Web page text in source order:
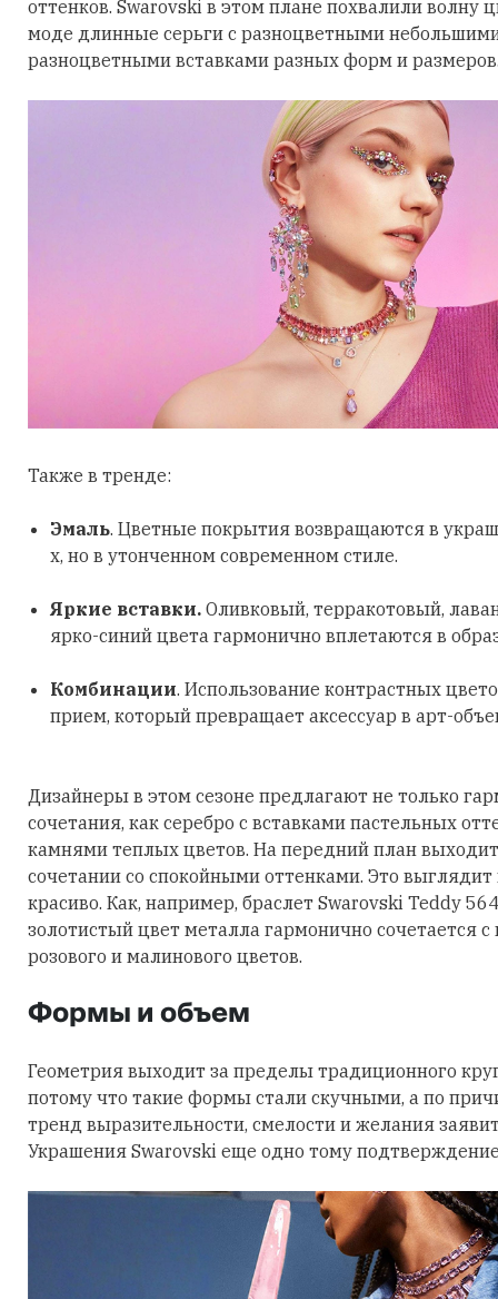
оттенков. Swarovski в этом плане похвалили волну
моде длинные серьги с разноцветными
разноцветными вставками разных форм и
Также в тренде:
Эмаль. Цветные покрытия возвращаются в
х, но в утонченном современном стиле.
Яркие вставки. Оливковый, терракотовый,
ярко-синий цвета гармонично вплетаются в
Комбинации. Использование контрастных
прием, который превращает аксессуар в арт-
Дизайнеры в этом сезоне предлагают не только
сочетания, как серебро с вставками пастельных
камнями теплых цветов. На передний план
сочетании со спокойными оттенками. Это
красиво. Как, например, браслет Swarovski Teddy
золотистый цвет металла гармонично сочетается
розового и малинового цветов.
Формы и объем
Геометрия выходит за пределы традиционного
потому что такие формы стали скучными, а по
тренд выразительности, смелости и желания
Украшения Swarovski еще одно тому